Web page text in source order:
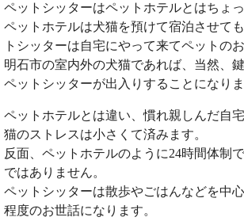
ペットシッターはペットホテルとはちょっ
ペットホテルは犬猫を預けて宿泊させて
トシッターは自宅にやって来てペットの
明石市の室内外の犬猫であれば、当然、
ペットシッターが出入りすることになりま
ペットホテルとは違い、慣れ親しんだ自
猫のストレスは小さくて済みます。
反面、ペットホテルのように24時間体制
ではありません。
ペットシッターは散歩やごはんなどを中
程度のお世話になります。